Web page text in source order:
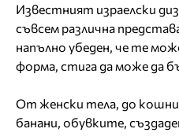
Известният израелски
съвсем различна
напълно убеден, че те
форма, стига да може да
От женски тела, до
банани, обувките,